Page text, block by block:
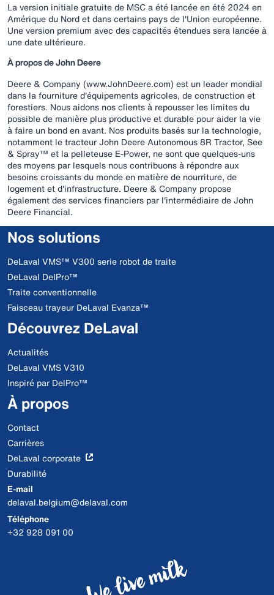
La version initiale gratuite de MSC a été lancée en été 2024 en
Amérique du Nord et dans certains pays de l'Union européenne.
Une version premium avec des capacités étendues sera lancée à
une date ultérieure.
À propos de John Deere
Deere & Company (www.JohnDeere.com) est un leader mondial
dans la fourniture d'équipements agricoles, de construction et
forestiers. Nous aidons nos clients à repousser les limites du
possible de manière plus productive et durable pour aider la vie
à faire un bond en avant. Nos produits basés sur la technologie,
notamment le tracteur John Deere Autonomous 8R Tractor, See
& Spray™ et la pelleteuse E-Power, ne sont que quelques-uns
des moyens par lesquels nous contribuons à répondre aux
besoins croissants du monde en matière de nourriture, de
logement et d'infrastructure. Deere & Company propose
également des services financiers par l'intermédiaire de John
Deere Financial.
Nos solutions
DeLaval VMS™ V300 serie robot de traite
DeLaval DelPro™
Traite conventionnelle
Faisceau trayeur DeLaval Evanza™
Découvrez DeLaval
Actualités
DeLaval VMS V310
Inspiré par DelPro™
À propos
Contact
Carrières
DeLaval corporate
Durabilité
E-mail
delaval.belgium@delaval.com
Téléphone
+32 928 091 00